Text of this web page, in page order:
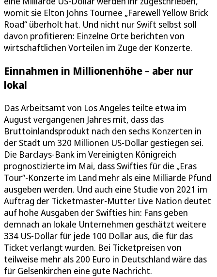
womit sie Elton Johns Tournee „Farewell Yellow Brick
Road“ überholt hat. Und nicht nur Swift selbst soll
davon profitieren: Einzelne Orte berichten von
wirtschaftlichen Vorteilen im Zuge der Konzerte.
Einnahmen in Millionenhöhe – aber nur
lokal
Das Arbeitsamt von Los Angeles teilte etwa im
August vergangenen Jahres mit, dass das
Bruttoinlandsprodukt nach den sechs Konzerten in
der Stadt um 320 Millionen US-Dollar gestiegen sei.
Die Barclays-Bank im Vereinigten Königreich
prognostizierte im Mai, dass Swifties für die „Eras
Tour“-Konzerte im Land mehr als eine Milliarde Pfund
ausgeben werden. Und auch eine Studie von 2021 im
Auftrag der Ticketmaster-Mutter Live Nation deutet
auf hohe Ausgaben der Swifties hin: Fans geben
demnach an lokale Unternehmen geschätzt weitere
334 US-Dollar für jede 100 Dollar aus, die für das
Ticket verlangt wurden. Bei Ticketpreisen von
teilweise mehr als 200 Euro in Deutschland wäre das
für Gelsenkirchen eine gute Nachricht.